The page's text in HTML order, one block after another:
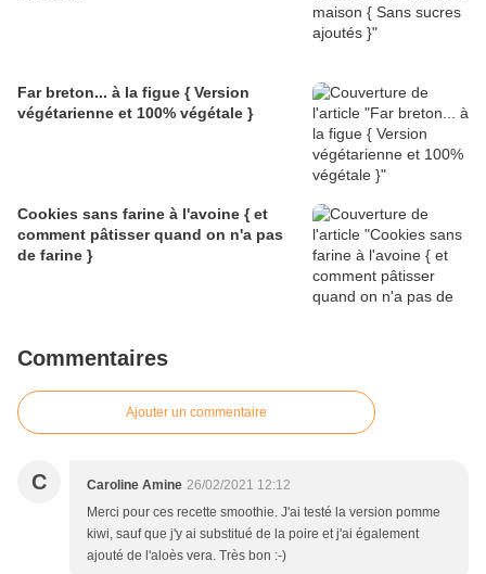
Far breton... à la figue { Version
végétarienne et 100% végétale }
Cookies sans farine à l'avoine { et
comment pâtisser quand on n'a pas
de farine }
Commentaires
Ajouter un commentaire
C Caroline Amine 26/02/2021 12:12
Merci pour ces recette smoothie. J'ai testé la version pomme
kiwi, sauf que j'y ai substitué de la poire et j'ai également
ajouté de l'aloès vera. Très bon :-)